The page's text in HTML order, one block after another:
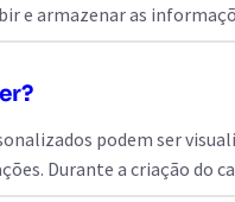
e armazenar as
podem ser
Durante a criação do